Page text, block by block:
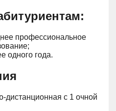
профессиональное
одного года.
с 1 очной